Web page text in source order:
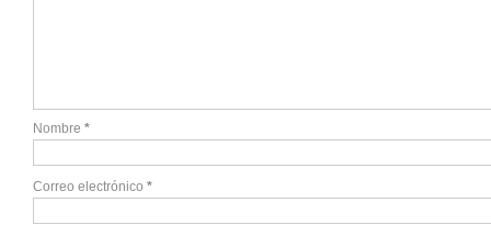
Nombre *
Correo electrónico *